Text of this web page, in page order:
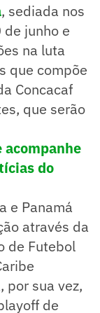
, sediada nos
junho e
na luta
que compõe
Concacaf
que serão
acompanhe
do
e Panamá
através da
de Futebol
por sua vez,
de